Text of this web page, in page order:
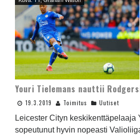
Youri Tielemans nauttii
19.3.2019 Toimitus Uutiset
Leicester Cityn keskikenttäpelaaja
sopeutunut hyvin nopeasti